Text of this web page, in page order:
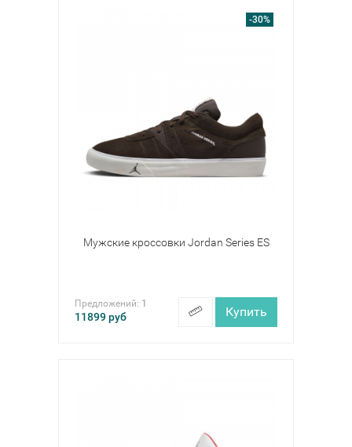
-30%
Мужские кроссовки Jordan Series ES
Предложений: 1
11899руб Купить